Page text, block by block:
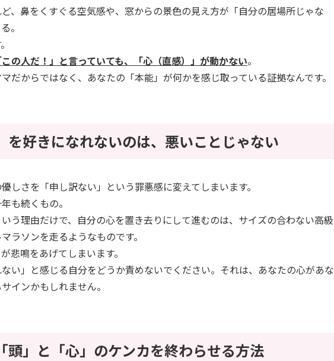
、鼻をくすぐる空気感や、窓からの景色の見え方が「自分の居場所じゃな
。
この人だ！」と言っていても、「心（直感）」が動かない。
だからではなく、あなたの「本能」が何かを感じ取っている証拠なんです。
を好きになれないのは、悪いことじゃない
しさを「申し訳ない」という罪悪感に変えてしまいます。
も続くもの。
いう理由だけで、自分の心を置き去りにして進むのは、サイズの合わない高級
ラソンを走るようなものです。
悲鳴をあげてしまいます。
い」と感じる自分をどうか責めないでください。それは、あなたの心があな
インかもしれません。
頭」と「心」のケンカを終わらせる方法